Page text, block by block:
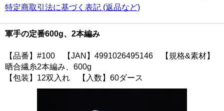
特定商取引法に基づく表記 (返品など)
軍手の定番600g、2本編み
【品番】#100 【JAN】4991026495146 【規格&素材】
晒合繊糸2本編み、600g
【包装】12双入れ 【入数】60ダース